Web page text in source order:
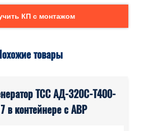
КП с монтажом
товары
ТСС АД-320С-Т400-
в контейнере с АВР